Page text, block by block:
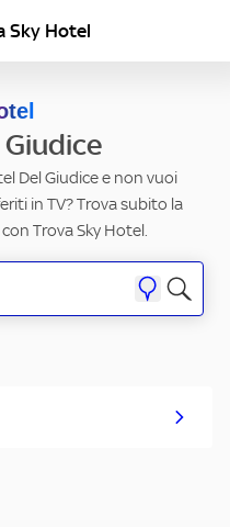
Sky Hotel
Del Giudice e non vuoi
in TV? Trova subito la
Trova Sky Hotel.